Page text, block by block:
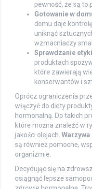
pewność, że są to
Gotowanie w
domu daje
uniknąć
wzmacniaczy
Sprawdzanie
produktach
które zawierają
konserwantów i
Oprócz ograniczenia
włączyć do diety
hormonalną. Do takich
które można znaleźć w
jakości olejach.
są również pomocne,
organizmie.
Decydując się na
osiągnąć lepsze